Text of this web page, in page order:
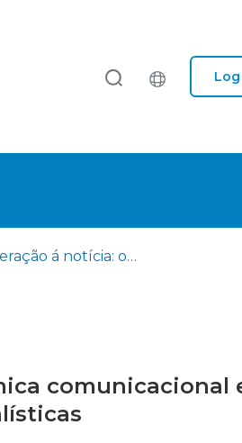
Da operação á notícia: o enquadramento mediático e a dinâmica comunicacional entre os agentes de Proteção Civil e os Media, nas coberturas Jornalísticas
comunicacional